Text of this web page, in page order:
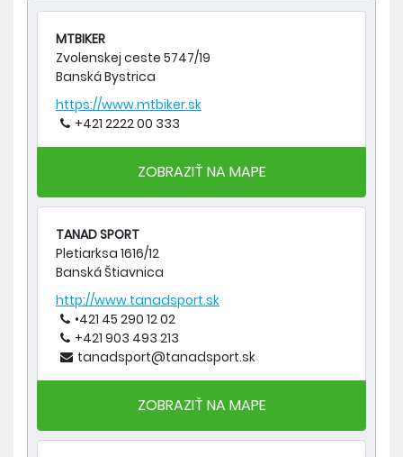
MTBIKER
Zvolenskej ceste 5747/19
Banská Bystrica
https://www.mtbiker.sk
+421 2222 00 333
ZOBRAZIŤ NA MAPE
TANAD SPORT
Pletiarksa 1616/12
Banská Štiavnica
http://www.tanadsport.sk
•421 45 290 12 02
+421 903 493 213
tanadsport@tanadsport.sk
ZOBRAZIŤ NA MAPE